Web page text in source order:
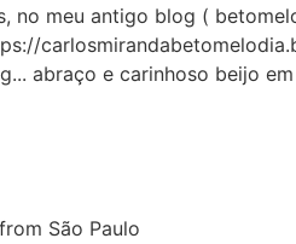
no meu antigo blog (
abraço e carinhoso beijo
from São Paulo